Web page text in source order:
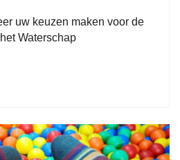
uw keuzen maken voor de
Waterschap